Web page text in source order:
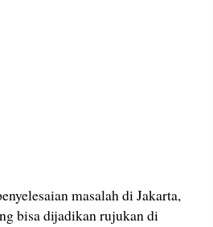
masalah di Jakarta,
bisa dijadikan rujukan di